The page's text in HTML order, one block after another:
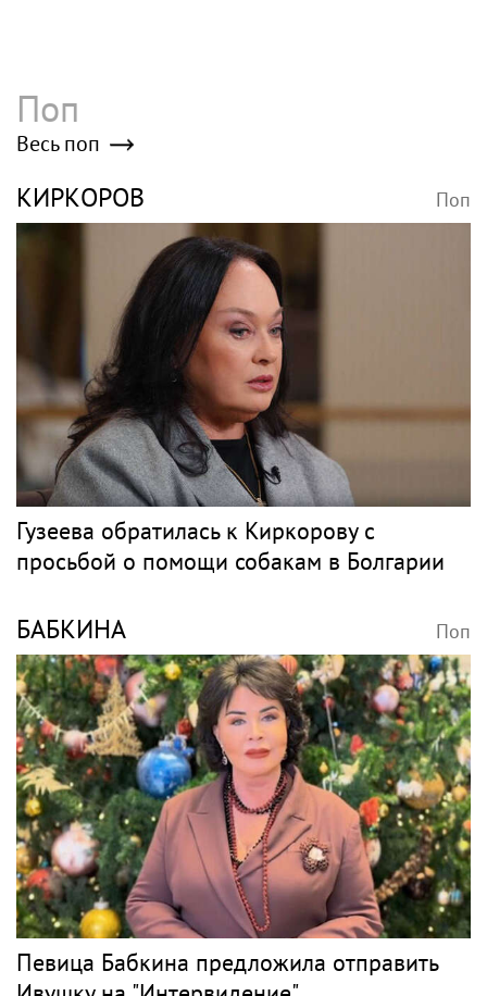
Поп
Весь поп
КИРКОРОВ Поп
Гузеева обратилась к Киркорову с
просьбой о помощи собакам в Болгарии
БАБКИНА Поп
Певица Бабкина предложила отправить